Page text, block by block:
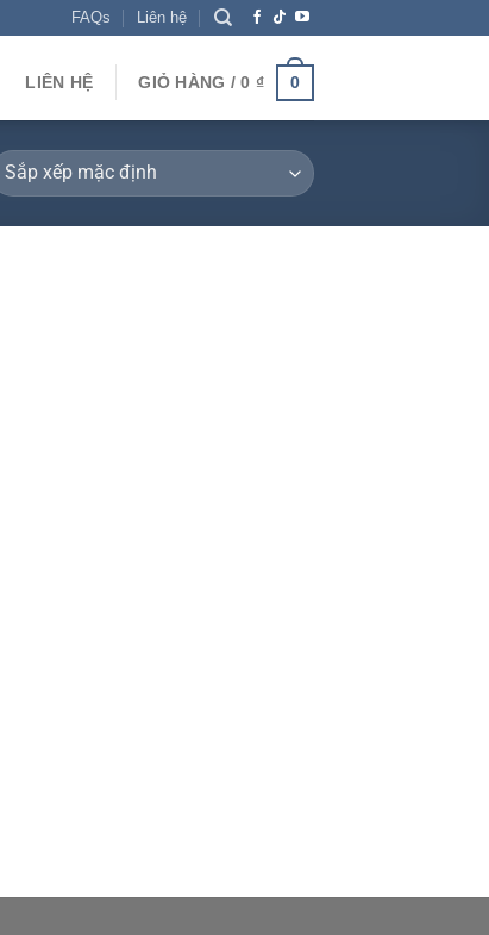
FAQs Liên hệ
LIÊN HỆ GIỎ HÀNG /0 ₫ 0